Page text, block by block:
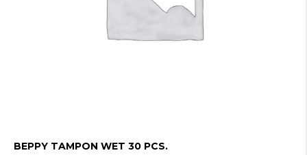
BEPPY TAMPON WET 30 PCS.